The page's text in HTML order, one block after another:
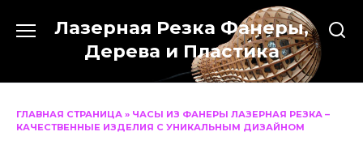
содержанию
Лазерная Резка Фанеры,
Дерева и Пластика
ГЛАВНАЯ СТРАНИЦА » ЧАСЫ ИЗ ФАНЕРЫ ЛАЗЕРНАЯ РЕЗКА –
КАЧЕСТВЕННЫЕ ИЗДЕЛИЯ С УНИКАЛЬНЫМ ДИЗАЙНОМ